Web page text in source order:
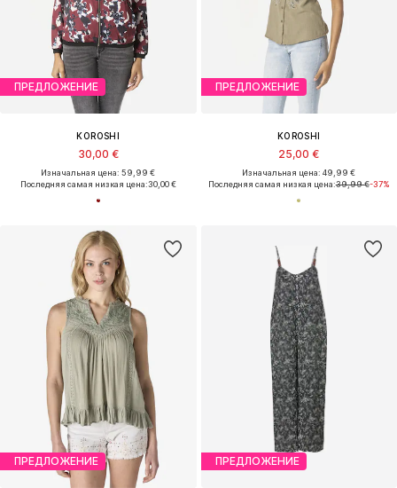
ПРЕДЛОЖЕНИЕ
KOROSHI
30,00 €
Изначальная цена: 59,99 €
Последняя самая низкая цена:30,00 €
ПРЕДЛОЖЕНИЕ
KOROSHI
25,00 €
Изначальная цена: 49,99 €
Последняя самая низкая цена:39,99 €-37%
ПРЕДЛОЖЕНИЕ ПРЕДЛОЖЕНИЕ